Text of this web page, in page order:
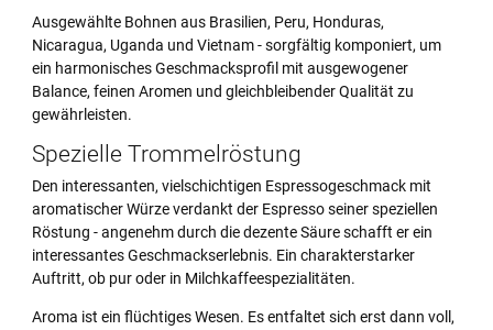
Ausgewählte Bohnen aus Brasilien, Peru, Honduras,
Nicaragua, Uganda und Vietnam - sorgfältig komponiert, um
ein harmonisches Geschmacksprofil mit ausgewogener
Balance, feinen Aromen und gleichbleibender Qualität zu
gewährleisten.
Spezielle Trommelröstung
Den interessanten, vielschichtigen Espressogeschmack mit
aromatischer Würze verdankt der Espresso seiner speziellen
Röstung - angenehm durch die dezente Säure schafft er ein
interessantes Geschmackserlebnis. Ein charakterstarker
Auftritt, ob pur oder in Milchkaffeespezialitäten.
Aroma ist ein flüchtiges Wesen. Es entfaltet sich erst dann voll,